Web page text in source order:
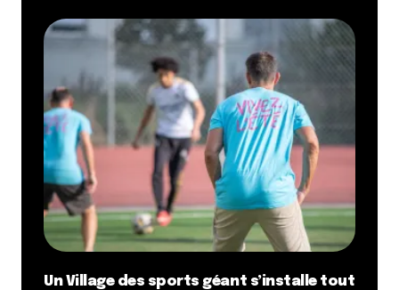
Un Village des sports géant s’installe tout